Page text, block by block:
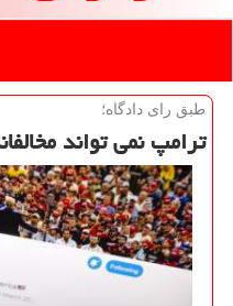
طبق رای دادگاه؛
ترامپ نمی تواند